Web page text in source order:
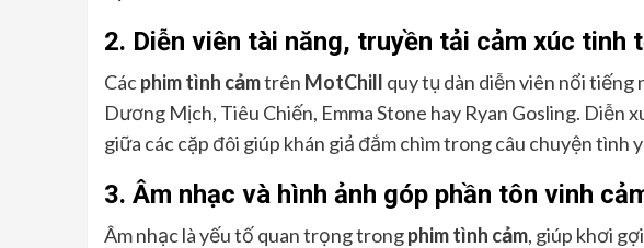
2. Diễn viên tài năng, truyền tải cảm xúc tinh
Cácphim tình cảmtrên MotChill quy tụ dàn diễn viên nổi tiếng
Dương Mịch, Tiêu Chiến, Emma Stone hay Ryan Gosling. Diễn
giữa các cặp đôi giúp khán giả đắm chìm trong câu chuyện tình
3. Âm nhạc và hình ảnh góp phần tôn vinh
Âm nhạc là yếu tố quan trọng trongphim tình cảm, giúp khơi